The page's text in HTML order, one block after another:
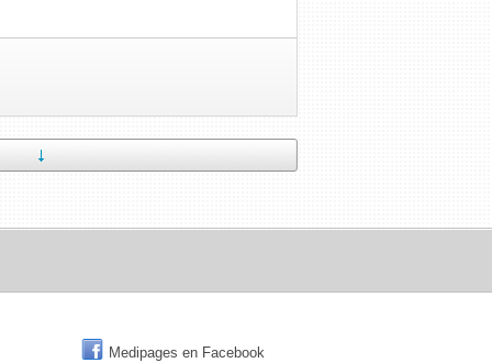
Medipages en Facebook